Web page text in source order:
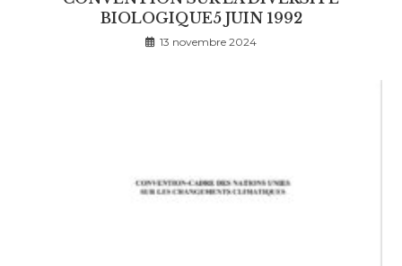
BIOLOGIQUE5 JUIN 1992
13 novembre 2024